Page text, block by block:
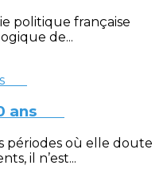
politique française
de...
ans
périodes où elle doute
il n’est...